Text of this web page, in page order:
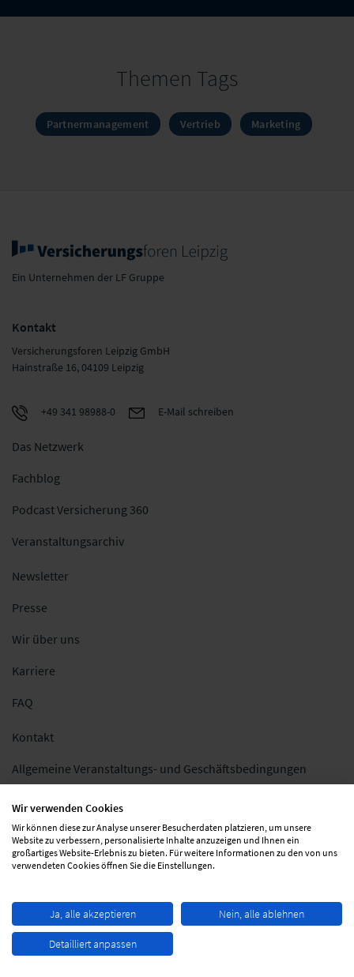
Themen Tags
Partnermanagement Vertrieb Marketing
Ein Unternehmen der LF Gruppe
Kontakt
Versicherungsforen Leipzig GmbH
Hainstraße 16, 04109 Leipzig
+49 341 98988-0 E-Mail schreiben
Das Netzwerk
Fachblog
Podcast Versicherung 360
Veranstaltungsarchiv
Newsletter
Presse
Wir über uns
Karriere
FAQ
Kontakt
Allgemeine Veranstaltungs- und Geschäftsbedingungen
Datenschutz
Folgen Sie uns
Wir verwenden Cookies
Wir können diese zur Analyse unserer Besucherdaten platzieren, um unsere
Website zu verbessern, personalisierte Inhalte anzuzeigen und Ihnen ein
großartiges Website-Erlebnis zu bieten. Für weitere Informationen zu den von uns
verwendeten Cookies öffnen Sie die Einstellungen.
Ja, alle akzeptieren Nein, alle ablehnen
Detailliert anpassen